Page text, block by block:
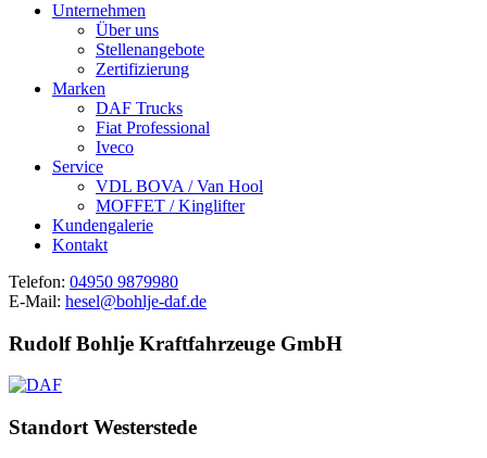
Unternehmen
Über uns
Stellenangebote
Zertifizierung
Marken
DAF Trucks
Fiat Professional
Iveco
Service
VDL BOVA / Van Hool
MOFFET / Kinglifter
Kundengalerie
Kontakt
Telefon: 04950 9879980
E-Mail: hesel@bohlje-daf.de
Rudolf Bohlje Kraftfahrzeuge GmbH
Standort Westerstede